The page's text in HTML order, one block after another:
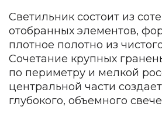
Вентиляторы
Ковры
Зеленые стены
Дизайнерские кальяны
Подбор, производство и
Сантехника и
Светильник состоит из
отобранных элементов,
плотное полотно из
Сочетание крупных
по периметру и мелкой
центральной части
глубокого, объемного